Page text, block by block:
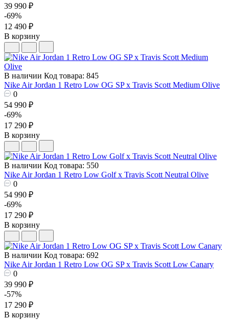
39 990 ₽
-69%
12 490 ₽
В корзину
В наличии Код товара: 845
Nike Air Jordan 1 Retro Low OG SP x Travis Scott Medium Olive
0
54 990 ₽
-69%
17 290 ₽
В корзину
В наличии Код товара: 550
Nike Air Jordan 1 Retro Low Golf x Travis Scott Neutral Olive
0
54 990 ₽
-69%
17 290 ₽
В корзину
В наличии Код товара: 692
Nike Air Jordan 1 Retro Low OG SP x Travis Scott Low Canary
0
39 990 ₽
-57%
17 290 ₽
В корзину